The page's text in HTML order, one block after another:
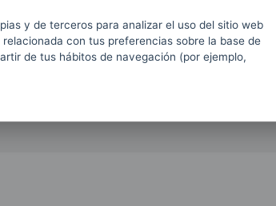
en el interior de los cilindros del motor
notablemente su duración y
por tanto, seguir las instrucciones del
el uso de gasolina 98. La principal
con el precio de las gasolina 95 o el
y de terceros para analizar el uso del sitio web
con tus preferencias sobre la base de
de tus hábitos de navegación (por ejemplo,